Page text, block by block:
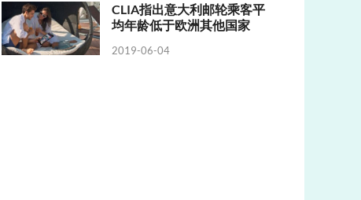
CLIA指出意大利邮轮乘客平
均年龄低于欧洲其他国家
2019-06-04